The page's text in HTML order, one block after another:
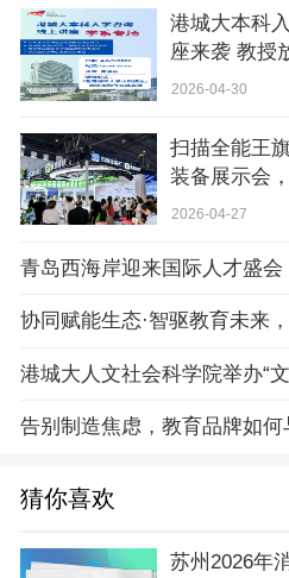
港城大本科
座来袭 教授
信息
2026-04-30
扫描全能王
装备展示会
业关注
2026-04-27
告别制造焦虑，教育品牌如何
猜你喜欢
苏州2026年